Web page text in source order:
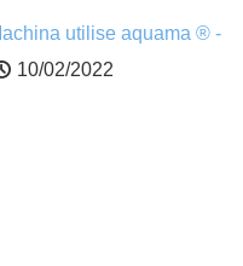
utilise aquama ® -
de Rui Narciso,
10/02/2022